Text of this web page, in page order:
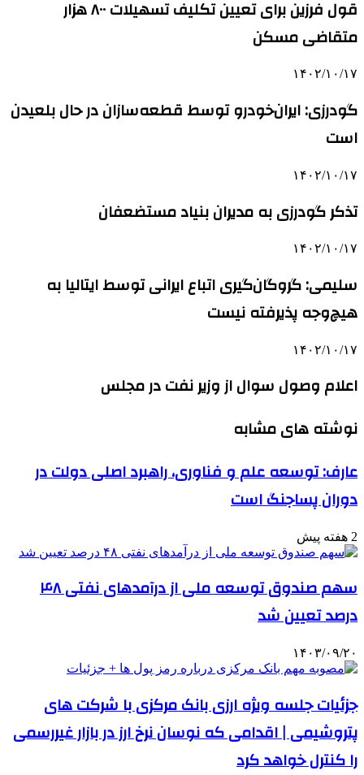
قول فرزین برای تعیین تکلیف تسهیلات ۸۰۰ هزار
متقاضی مسکن
۱۴۰۲/۱۰/۱۷
گودرزی: ایران‌خودرو توسط قطعه‌سازان در حال بلعیدن
است
۱۴۰۲/۱۰/۱۷
تذکر گودرزی به مدیران بنیاد مستضعفان
۱۴۰۲/۱۰/۱۷
سلیمی: گروگان‌گیری اتباع ایرانی توسط ایتالیا به
هیچ‌وجه پذیرفته نیست
۱۴۰۲/۱۰/۱۷
اعلام وصول سوال از وزیر نفت در مجلس
نوشته های مشابه
عارف: توسعه علم و فناوری، راهبرد اصلی دولت در
دوران پساجنگ است
2 هفته پیش
سهم صندوق توسعه ملی از درآمدهای نفتی ۴۸
درصد تعیین شد
۱۴۰۳/۰۹/۲۰
جزئیات جلسه ویژه ارزی بانک مرکزی با شرکت های
پتروشیمی | اقدامی که نوسان نرخ ارز در بازار غیررسمی
را کنترل خواهد کرد